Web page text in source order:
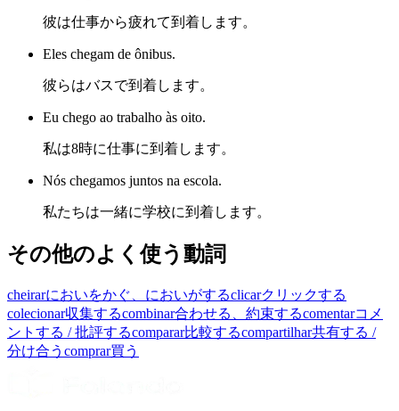
彼は仕事から疲れて到着します。
Eles chegam de ônibus.
彼らはバスで到着します。
Eu chego ao trabalho às oito.
私は8時に仕事に到着します。
Nós chegamos juntos na escola.
私たちは一緒に学校に到着します。
その他のよく使う動詞
cheirarにおいをかぐ、においがするclicarクリックする
colecionar収集するcombinar合わせる、約束するcomentarコメ
ントする / 批評するcomparar比較するcompartilhar共有する /
分け合う comprar買う